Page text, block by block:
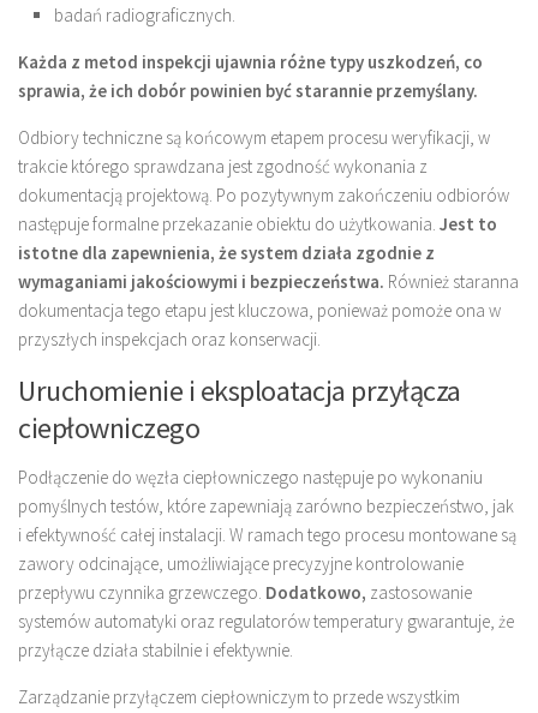
badań radiograficznych.
Każda z metod inspekcji ujawnia różne typy uszkodzeń, co
sprawia, że ich dobór powinien być starannie przemyślany.
Odbiory techniczne są końcowym etapem procesu weryfikacji, w
trakcie którego sprawdzana jest zgodność wykonania z
dokumentacją projektową. Po pozytywnym zakończeniu odbiorów
następuje formalne przekazanie obiektu do użytkowania. Jest to
istotne dla zapewnienia, że system działa zgodnie z
wymaganiami jakościowymi i bezpieczeństwa. Również staranna
dokumentacja tego etapu jest kluczowa, ponieważ pomoże ona w
przyszłych inspekcjach oraz konserwacji.
Uruchomienie i eksploatacja przyłącza
ciepłowniczego
Podłączenie do węzła ciepłowniczego następuje po wykonaniu
pomyślnych testów, które zapewniają zarówno bezpieczeństwo, jak
i efektywność całej instalacji. W ramach tego procesu montowane są
zawory odcinające, umożliwiające precyzyjne kontrolowanie
przepływu czynnika grzewczego. Dodatkowo, zastosowanie
systemów automatyki oraz regulatorów temperatury gwarantuje, że
przyłącze działa stabilnie i efektywnie.
Zarządzanie przyłączem ciepłowniczym to przede wszystkim